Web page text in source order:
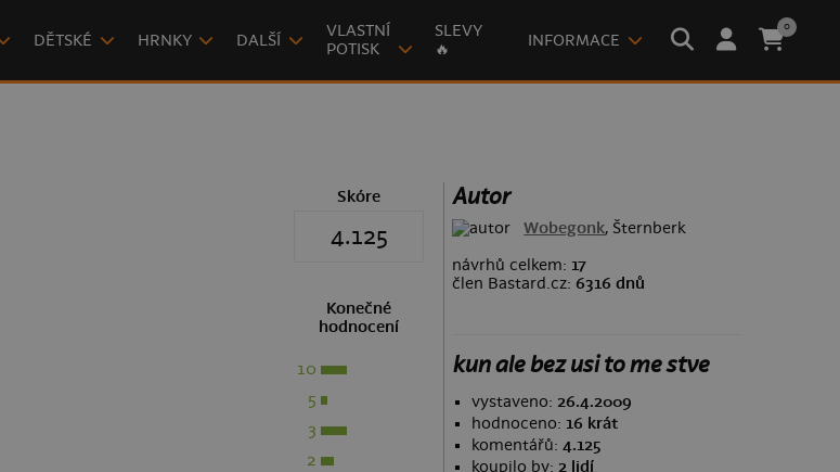
DĚTSKÉ HRNKY DALŠÍ
VLASTNÍ
POTISK
SLEVY
🔥
INFORMACE
0
Skóre
4.125
Konečné
hodnocení
10
5
3
2
Autor
Wobegonk, Šternberk
návrhů celkem: 17
člen Bastard.cz: 6316 dnů
kun ale bez usi to me stve
vystaveno: 26.4.2009
hodnoceno: 16 krát
komentářů: 4.125
koupilo by: 2 lidí